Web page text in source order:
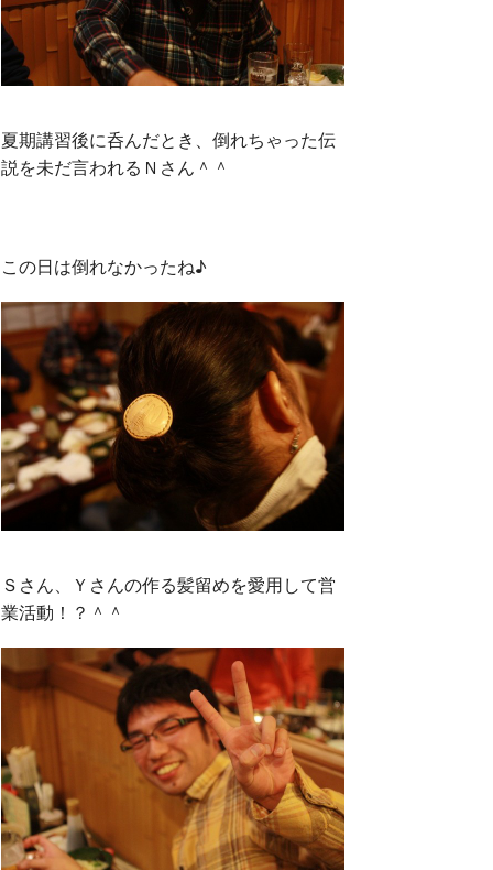
夏期講習後に呑んだとき、倒れちゃった伝
説を未だ言われるＮさん＾＾
この日は倒れなかったね♪
Ｓさん、Ｙさんの作る髪留めを愛用して営
業活動！？＾＾